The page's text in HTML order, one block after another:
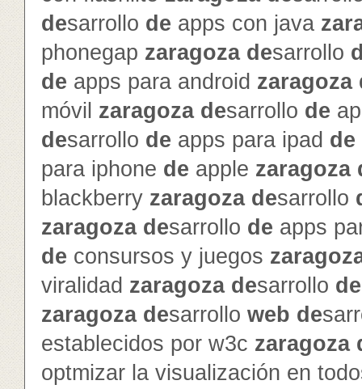
desarrollo de apps con java
phonegap zaragoza desarrollo
de apps para android zaragoza
móvil zaragoza desarrollo de
desarrollo de apps para ipad de
para iphone de apple zaragoza
blackberry zaragoza desarrollo
zaragoza desarrollo de apps
de consursos y juegos
viralidad zaragoza desarrollo de
zaragoza desarrollo web de
establecidos por w3c zaragoza
optmizar la visualización en